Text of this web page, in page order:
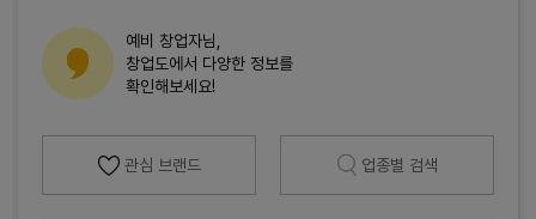
예비 창업자님,
창업도에서 다양한 정보를
확인해보세요!
관심 브랜드 업종별 검색